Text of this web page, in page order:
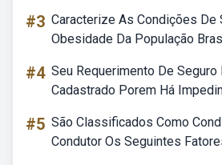
#3 Caracterize As Condições De
Obesidade Da População
#4 Seu Requerimento De
Cadastrado Porem Há
#5 São Classificados Como
Condutor Os Seguintes